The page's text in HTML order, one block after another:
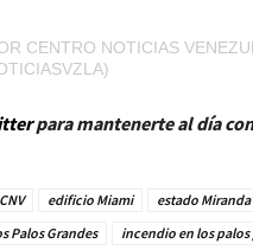
CENTRO NOTICIAS
para mantenerte al día
CNV edificio Miami
estado Miranda
Palos Grandes
incendio en los palos